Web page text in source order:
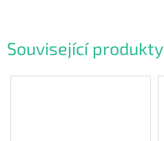
Související produkty